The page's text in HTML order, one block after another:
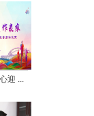
迎 ...